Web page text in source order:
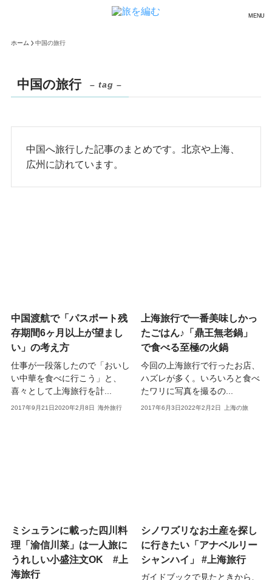
MENU
ホーム 中国の旅行
中国の旅行 – tag –
中国へ旅行した記事のまとめです。北京や上海、
広州に訪れています。
中国渡航で「パスポート残
存期間6ヶ月以上が望まし
い」の考え方
仕事が一段落したので「おいし
い中華を食べに行こう」と、
喜々として上海旅行を計...
2017年9月21日2020年2月8日 海外旅行
上海旅行で一番美味しかっ
たごはん♪「鼎王無老鍋」
で食べる至極の火鍋
今回の上海旅行で行ったお店、
ハズレが多く。いろいろと食べ
たワリに写真を撮るの...
2017年6月3日2022年2月2日 上海の旅
ミシュランに載った四川料
理「渝信川菜」は一人旅に
うれしい小盛注文OK #上
海旅行
シノワズリなお土産を探し
に行きたい「アナベルリー
シャンハイ」 #上海旅行
ガイドブックで見たときから、